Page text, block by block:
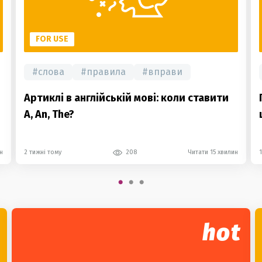
FOR USE
#слова #правила #вправи
Артиклі в англійській мові: коли ставити
A, An, The?
2 тижні тому 208 Читати 15 хвилин
hot